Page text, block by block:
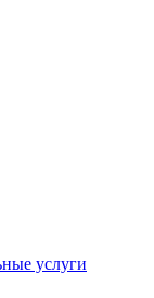
услуги